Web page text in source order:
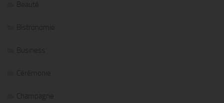
Beauté
Bistronomie
Business
Cérémonie
Champagne